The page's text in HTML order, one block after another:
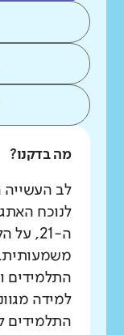
מה בדקנו?
לב העשייה
לנוכח
ה-21,
התלמידים
למידה
התלמידים